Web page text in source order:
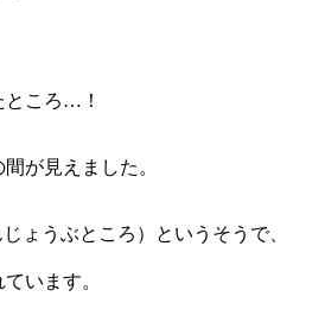
ところ…！
が見えました。
ょうぶところ）というそうで、
います。